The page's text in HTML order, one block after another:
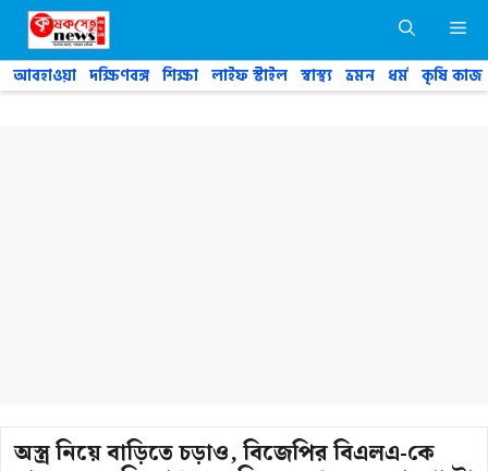
Skip
content
আবহাওয়া দক্ষিণবঙ্গ শিক্ষা লাইফ স্টাইল স্বাস্থ্য ভ্রমন ধর্ম কৃষি কাজ
অস্ত্র নিয়ে বাড়িতে চড়াও, বিজেপির বিএলএ-কে